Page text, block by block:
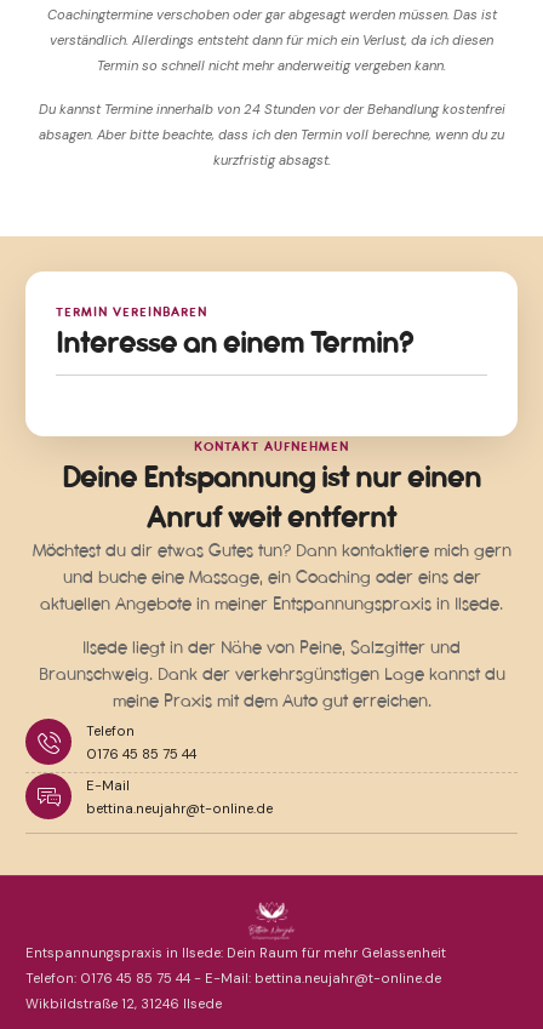
Coachingtermine verschoben oder gar abgesagt werden müssen. Das ist
verständlich. Allerdings entsteht dann für mich ein Verlust, da ich diesen
Termin so schnell nicht mehr anderweitig vergeben kann.
Du kannst Termine innerhalb von 24 Stunden vor der Behandlung kostenfrei
absagen. Aber bitte beachte, dass ich den Termin voll berechne, wenn du zu
kurzfristig absagst.
TERMIN VEREINBAREN
Interesse an einem Termin?
KONTAKT AUFNEHMEN
Deine Entspannung ist nur einen
Anruf weit entfernt
Möchtest du dir etwas Gutes tun? Dann kontaktiere mich gern
und buche eine Massage, ein Coaching oder eins der
aktuellen Angebote in meiner Entspannungspraxis in Ilsede.
Ilsede liegt in der Nähe von Peine, Salzgitter und
Braunschweig. Dank der verkehrsgünstigen Lage kannst du
meine Praxis mit dem Auto gut erreichen.
Telefon
0176 45 85 75 44
E-Mail
bettina.neujahr@t-online.de
Entspannungspraxis in Ilsede: Dein Raum für mehr Gelassenheit
Telefon: 0176 45 85 75 44 - E-Mail: bettina.neujahr@t-online.de
Wikbildstraße 12, 31246 Ilsede